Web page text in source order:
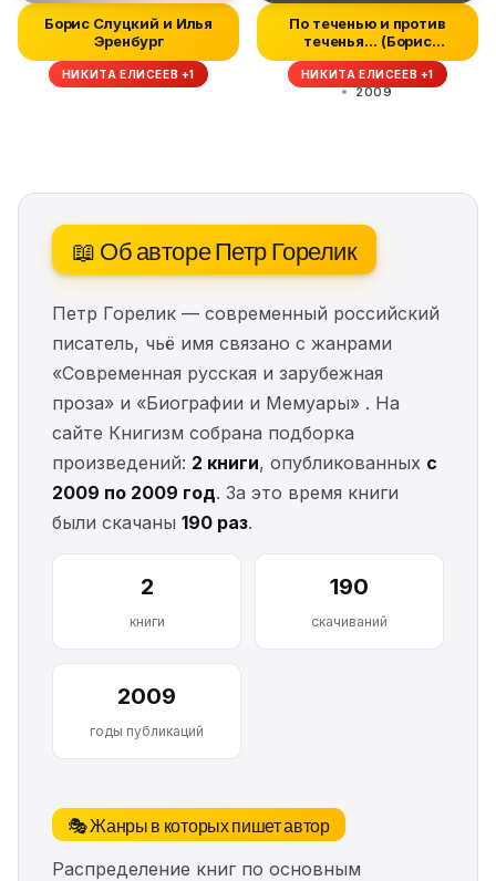
Борис Слуцкий и Илья
Эренбург
НИКИТА ЕЛИСЕЕВ +1
По теченью и против
теченья… (Борис
Слуцкий: жизнь...
НИКИТА ЕЛИСЕЕВ +1
2009
📖 Об авторе Петр Горелик
Петр Горелик — современный российский
писатель, чьё имя связано с жанрами
«Современная русская и зарубежная
проза» и «Биографии и Мемуары» . На
сайте Книгизм собрана подборка
произведений: 2 книги, опубликованных с
2009 по 2009 год. За это время книги
были скачаны 190 раз.
2
книги
190
скачиваний
2009
годы публикаций
🎭 Жанры в которых пишет автор
Распределение книг по основным